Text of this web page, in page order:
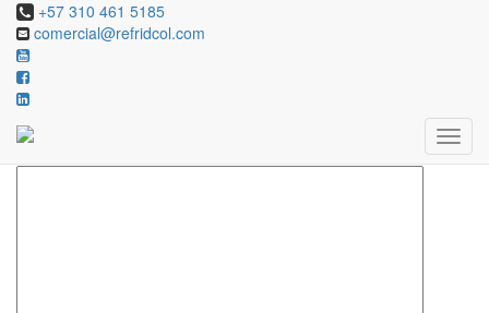
+57 310 461 5185
comercial@refridcol.com
Deja una respuesta
Tu dirección de correo electrónico no será publicada.